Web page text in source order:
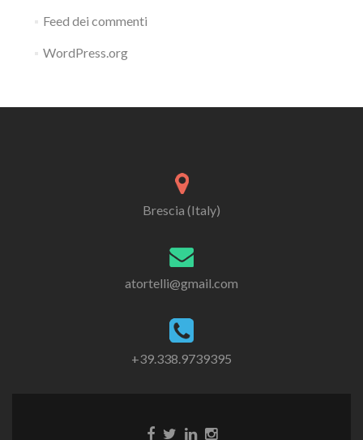
Feed dei commenti
WordPress.org
Brescia (Italy)
atortelli@gmail.com
+39.338.9739395